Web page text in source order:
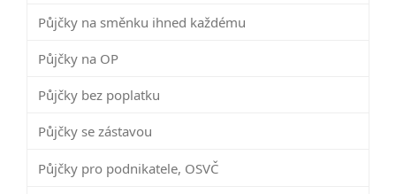
Půjčky na směnku ihned každému
Půjčky na OP
Půjčky bez poplatku
Půjčky se zástavou
Půjčky pro podnikatele, OSVČ